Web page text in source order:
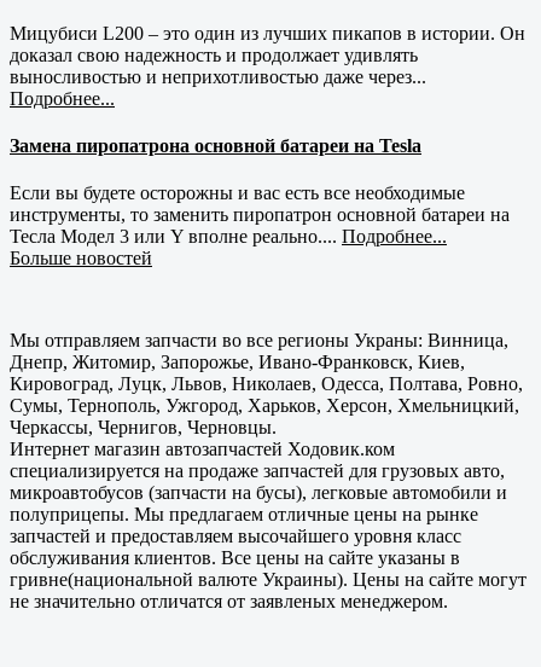
Мицубиси L200 – это один из лучших пикапов в истории. Он
доказал свою надежность и продолжает удивлять
выносливостью и неприхотливостью даже через...
Подробнее...
Замена пиропатрона основной батареи на Tesla
Если вы будете осторожны и вас есть все необходимые
инструменты, то заменить пиропатрон основной батареи на
Тесла Модел 3 или Y вполне реально.... Подробнее...
Больше новостей
Мы отправляем запчасти во все регионы Украны: Винница,
Днепр, Житомир, Запорожье, Ивано-Франковск, Киев,
Кировоград, Луцк, Львов, Николаев, Одесса, Полтава, Ровно,
Сумы, Тернополь, Ужгород, Харьков, Херсон, Хмельницкий,
Черкассы, Чернигов, Черновцы.
Интернет магазин автозапчастей Ходовик.ком
специализируется на продаже запчастей для грузовых авто,
микроавтобусов (запчасти на бусы), легковые автомобили и
полуприцепы. Мы предлагаем отличные цены на рынке
запчастей и предоставляем высочайшего уровня класс
обслуживания клиентов. Все цены на сайте указаны в
гривне(национальной валюте Украины). Цены на сайте могут
не значительно отличатся от заявленых менеджером.